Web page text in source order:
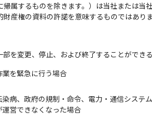
属するものを除きます。）は当社または当
産権の資料の許諾を意味するものではありま
を変更、停止、および終了することができる
を緊急に行う場合
病、政府の規制・命令、電力・通信システ
営できなくなった場合